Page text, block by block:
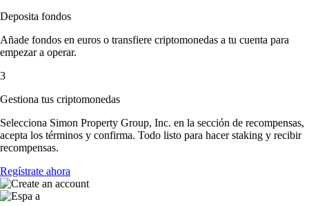
Deposita fondos
Añade fondos en euros o transfiere criptomonedas a tu cuenta para
empezar a operar.
3
Gestiona tus criptomonedas
Selecciona Simon Property Group, Inc. en la sección de recompensas,
acepta los términos y confirma. Todo listo para hacer staking y recibir
recompensas.
Regístrate ahora